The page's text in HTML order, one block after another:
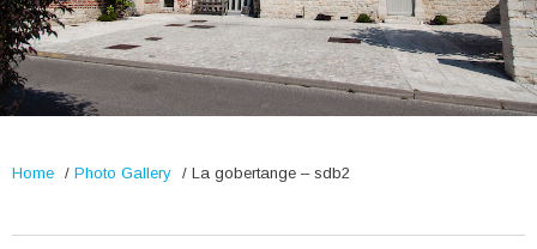
Home / Photo Gallery / La gobertange – sdb2